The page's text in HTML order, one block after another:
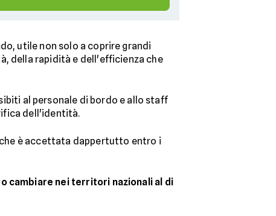
utile non solo a coprire grandi
della rapidità e dell'efficienza che
al personale di bordo e allo staff
dell'identità.
è accettata dappertutto entro i
cambiare nei territori nazionali al di